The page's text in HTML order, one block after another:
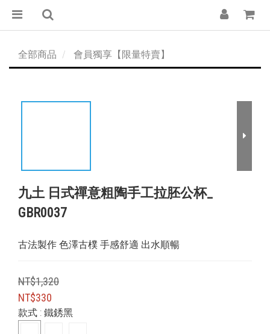
全部商品 會員獨享【限量特賣】
九土 日式禪意粗陶手工拉胚公杯_
GBR0037
古法製作 色澤古樸 手感舒適 出水順暢
NT$1,320
NT$330
款式 : 鐵銹黑